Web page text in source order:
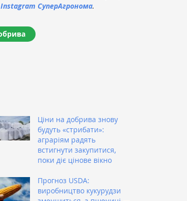
Instagram СуперАгронома.
Ціни на добрива знову
будуть «стрибати»:
аграріям радять
встигнути закупитися,
поки діє цінове вікно
Прогноз USDA:
виробництво кукурудзи